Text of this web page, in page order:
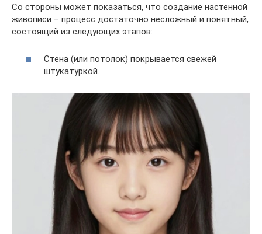
Со стороны может показаться, что создание настенной
живописи – процесс достаточно несложный и понятный,
состоящий из следующих этапов:
Стена (или потолок) покрывается свежей
штукатуркой.